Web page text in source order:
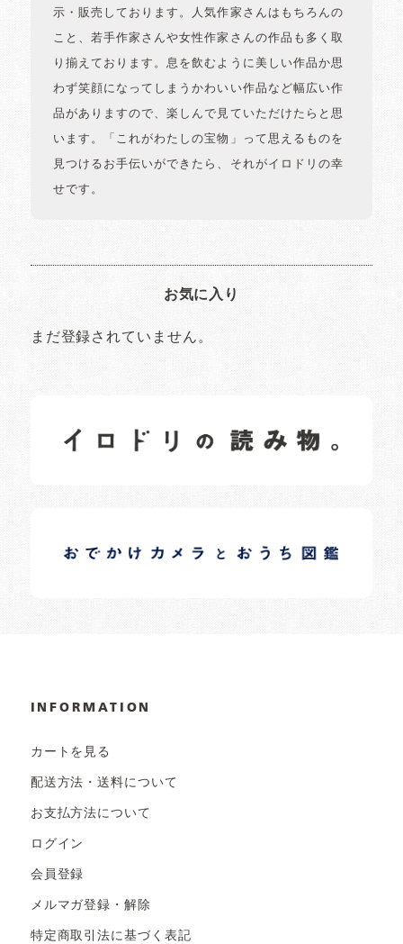
示・販売しております。人気作家さんはもちろんの
こと、若手作家さんや女性作家さんの作品も多く取
り揃えております。息を飲むように美しい作品か思
わず笑顔になってしまうかわいい作品など幅広い作
品がありますので、楽しんで見ていただけたらと思
います。「これがわたしの宝物」って思えるものを
見つけるお手伝いができたら、それがイロドリの幸
せです。
お気に入り
まだ登録されていません。
日常の様子など随時更新中です。
日常の様子など随時更新中です。
INFORMATION
カートを見る
配送方法・送料について
お支払方法について
ログイン
会員登録
メルマガ登録・解除
特定商取引法に基づく表記